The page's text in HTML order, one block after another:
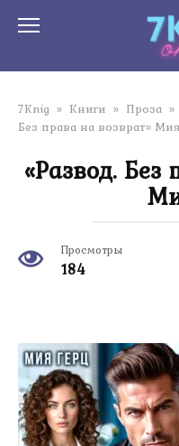
7Knig » Книги » Проза »
Без права на возврат»
«Развод. Без
Просмотры
184